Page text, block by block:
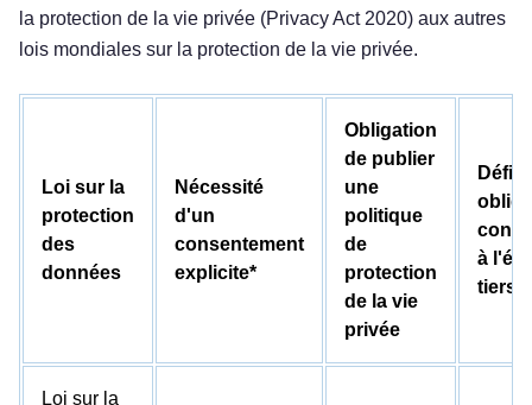
la protection de la vie privée (Privacy Act 2020) aux autres
lois mondiales sur la protection de la vie privée.
Loi sur la
protection
des
données
Nécessité
d'un
consentement
explicite*
Obligation
de publier
une
politique
de
protection
de la vie
privée
à
tiers
Loi sur la